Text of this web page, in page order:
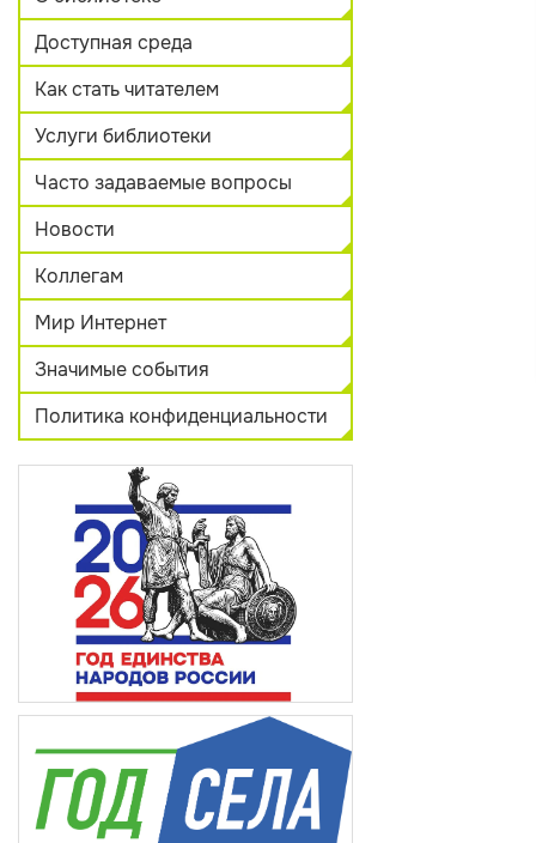
Доступная среда
Как стать читателем
Услуги библиотеки
Часто задаваемые вопросы
Новости
Коллегам
Мир Интернет
Значимые события
Политика конфиденциальности